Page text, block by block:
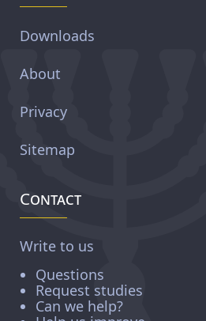
Downloads
About
Privacy
Sitemap
Contact
Write to us
Questions
Request studies
Can we help?